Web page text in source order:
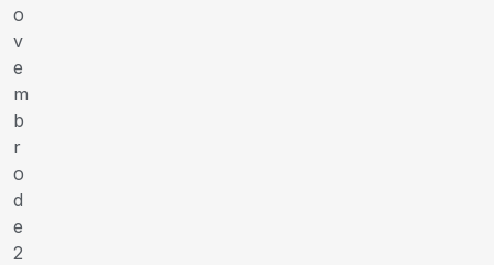
o
v
e
m
b
r
o
d
e
2